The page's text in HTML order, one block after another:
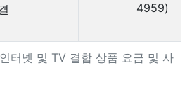
터넷 및 TV 결합 상품 요금 및 사
4959)